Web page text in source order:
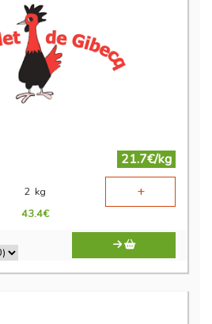
21.7€/kg
2 kg +
43.4€